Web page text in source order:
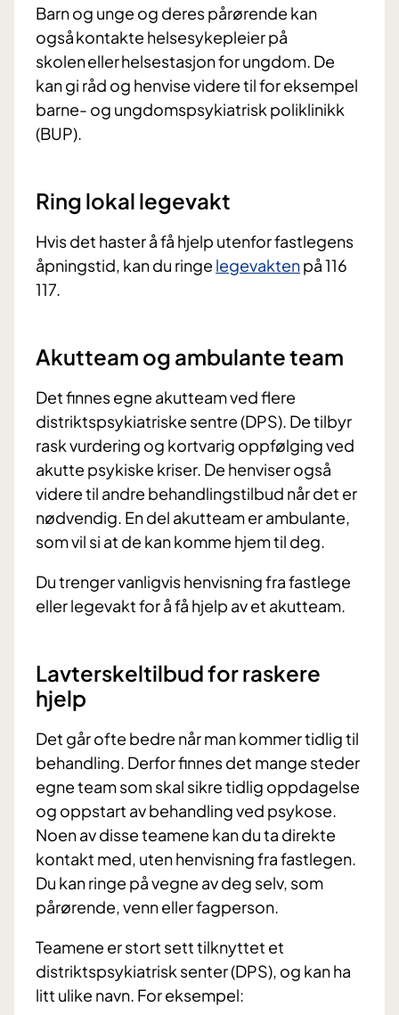
Barn og unge og deres pårørende kan
også kontakte helsesykepleier på
skolen eller helsestasjon for ungdom. De
kan gi råd og henvise videre til for eksempel
barne- og ungdomspsykiatrisk poliklinikk
(BUP).
Ring lokal legevakt
Hvis det haster å få hjelp utenfor fastlegens
åpningstid, kan du ringe legevaktenpå 116
117.
Akutteam og ambulante team
Det finnes egne akutteam ved flere
distriktspsykiatriske sentre (DPS). De tilbyr
rask vurdering og kortvarig oppfølging ved
akutte psykiske kriser. De henviser også
videre til andre behandlingstilbud når det er
nødvendig. En del akutteam er ambulante,
som vil si at de kan komme hjem til deg.
Du trenger vanligvis henvisning fra fastlege
eller legevakt for å få hjelp av et akutteam.
Lavterskeltilbud for raskere
hjelp
Det går ofte bedre når man kommer tidlig til
behandling. Derfor finnes det mange steder
egne team som skal sikre tidlig oppdagelse
og oppstart av behandling ved psykose.
Noen av disse teamene kan du ta direkte
kontakt med, uten henvisning fra fastlegen.
Du kan ringe på vegne av deg selv, som
pårørende, venn eller fagperson.
Teamene er stort sett tilknyttet et
distriktspsykiatrisk senter (DPS), og kan ha
litt ulike navn. For eksempel: